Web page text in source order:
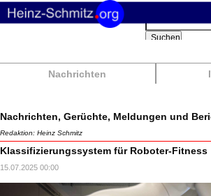
Nachrichten
Suchbegriffe
Suchen
Nachrichten, Gerüchte, Meldungen und
Redaktion: Heinz Schmitz
Klassifizierungssystem für Roboter-Fitness
15.07.2025 00:00